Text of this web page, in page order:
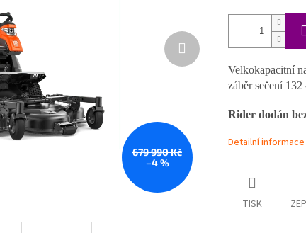
679 990 Kč
–4 %
Velkokapacitní
záběr sečení
Rider dodán
Detailní informace
TISK